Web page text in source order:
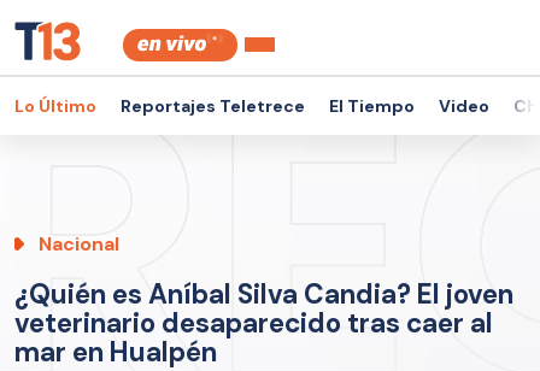
Lo Último Reportajes Teletrece El Tiempo Video
Nacional
¿Quién es Aníbal Silva Candia? El joven
veterinario desaparecido tras caer al
mar en Hualpén